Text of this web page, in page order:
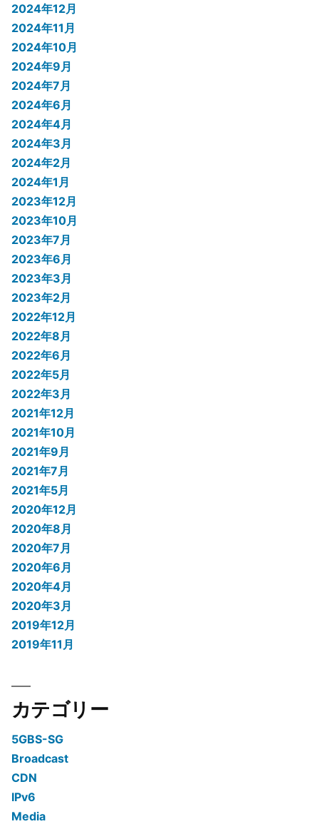
2024年12月
2024年11月
2024年10月
2024年9月
2024年7月
2024年6月
2024年4月
2024年3月
2024年2月
2024年1月
2023年12月
2023年10月
2023年7月
2023年6月
2023年3月
2023年2月
2022年12月
2022年8月
2022年6月
2022年5月
2022年3月
2021年12月
2021年10月
2021年9月
2021年7月
2021年5月
2020年12月
2020年8月
2020年7月
2020年6月
2020年4月
2020年3月
2019年12月
2019年11月
カテゴリー
5GBS-SG
Broadcast
CDN
IPv6
Media